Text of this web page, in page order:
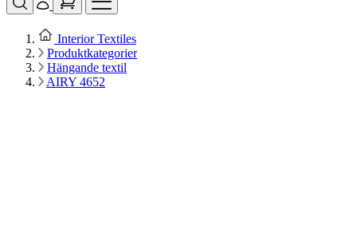
Interior Textiles
Produktkategorier
Hängande textil
AIRY 4652